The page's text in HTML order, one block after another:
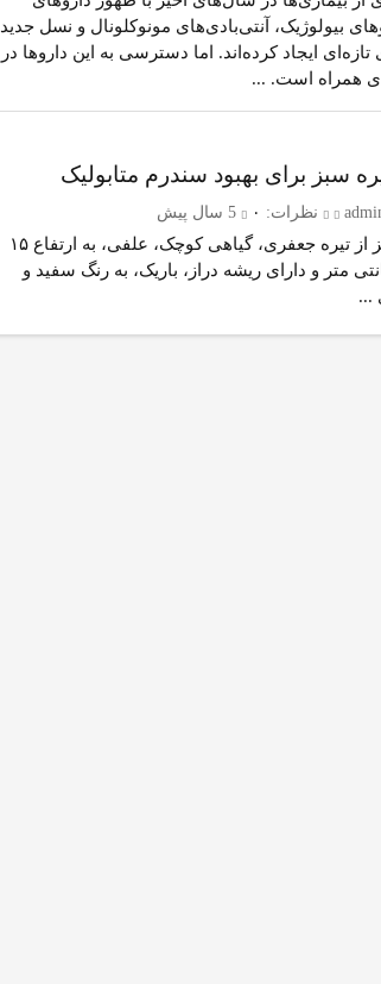
بیولوژیک، آنتی‌بادی‌های مونوکلونال و نسل جدید
ایجاد کرده‌اند. اما دسترسی به این داروها در
همراه است. ...
سبز برای بهبود سندرم متابولیک
نظرات: ۰ 5 سال پیش
زیره سبز از تیره جعفری، گیاهی کوچک، علفی، به ارتفاع ۱۵
سانتی متر و دارای ریشه دراز، باریک، به رنگ سفید و
...